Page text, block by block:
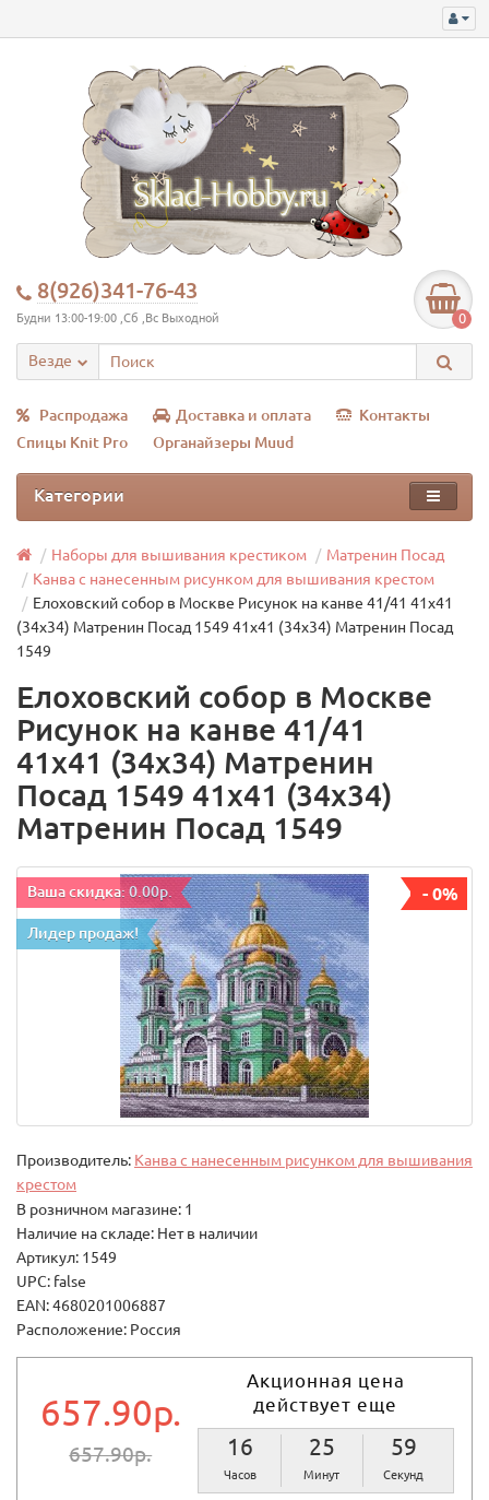
8(926)341-76-43
Будни 13:00-19:00 ,Сб ,Вс Выходной 0
Везде
Распродажа Доставка и оплата
Контакты
Спицы Knit Pro
Органайзеры Muud
Категории
Наборы для вышивания крестиком
Матренин Посад
Канва с нанесенным рисунком для вышивания крестом
Елоховский собор в Москве Рисунок на канве 41/41 41х41
(34х34) Матренин Посад 1549 41х41 (34х34) Матренин Посад
1549
Елоховский собор в Москве
Рисунок на канве 41/41
41х41 (34х34) Матренин
Посад 1549 41х41 (34х34)
Матренин Посад 1549
Ваша скидка: 0.00р.
Лидер продаж!
- 0%
Производитель: Канва с нанесенным рисунком для вышивания
крестом
В розничном магазине: 1
Наличие на складе: Нет в наличии
Артикул: 1549
UPC: false
EAN: 4680201006887
Расположение: Россия
657.90р.
657.90р.
Акционная цена
действует еще
16
Часов
25
Минут
59
Секунд